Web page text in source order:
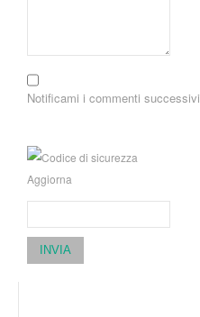
Notificami i commenti successivi
Aggiorna
INVIA